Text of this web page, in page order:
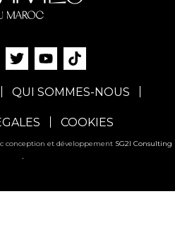
QUI SOMMES-NOUS
COOKIES
conception et développement SG2I Consulting